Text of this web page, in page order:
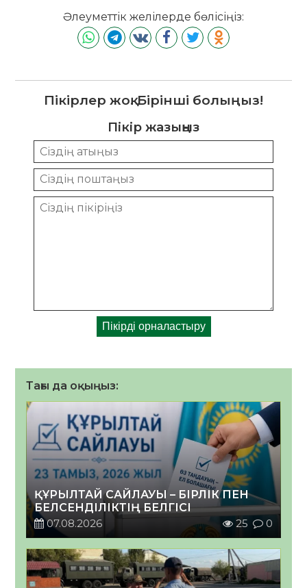
Әлеуметтік желілерде бөлісіңіз:
Пікірлер жоқ. Бірінші болыңыз!
Пікір жазыңыз
Тағы да оқыңыз:
ҚҰРЫЛТАЙ САЙЛАУЫ – БІРЛІК ПЕН
БЕЛСЕНДІЛІКТІҢ БЕЛГІСІ
07.08.2026
25 0